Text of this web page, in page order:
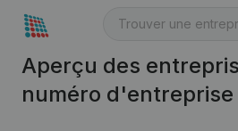
Aperçu des
numéro